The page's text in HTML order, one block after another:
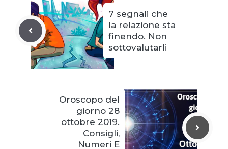
7 segnali che
la relazione sta
finendo. Non
sottovalutarli
Oroscopo del
giorno 28
ottobre 2019.
Consigli,
Numeri E